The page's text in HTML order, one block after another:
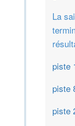
La
piste
piste
piste